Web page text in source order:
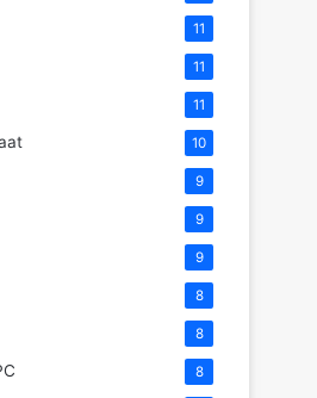
11
11
11
10
9
9
9
8
8
8